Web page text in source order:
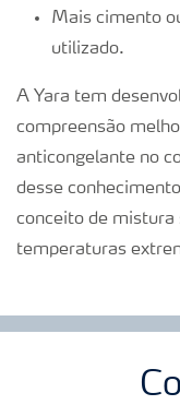
Mais cimento
utilizado.
A Yara tem
compreensão
anticongelante no
desse
conceito de mistura
temperaturas